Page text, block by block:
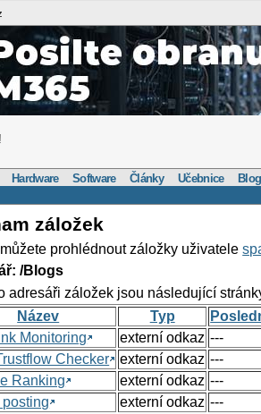
!
Hardware Software Články Učebnice
záložek
prohlédnout záložky uživatele
/Blogs
adresáři záložek jsou následující
Název
Typ
Monitoring
externí odkaz ---
Checker
externí odkaz ---
Ranking
externí odkaz ---
externí odkaz ---